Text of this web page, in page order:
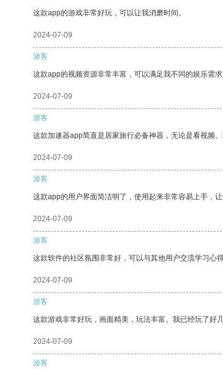
这款app的游戏非常好玩，可以让我消磨时间。
2024-07-09
游客
这款app的视频资源非常丰富，可以满足我不同的娱乐需求
2024-07-09
游客
这款加速器app简直是居家旅行必备神器，无论是看视频
2024-07-09
游客
这款app的用户界面简洁明了，使用起来非常容易上手，让
2024-07-09
游客
这款软件的社区氛围非常好，可以与其他用户交流学习心得
2024-07-09
游客
这款游戏非常好玩，画面精美，玩法丰富。我已经玩了好
2024-07-09
游客